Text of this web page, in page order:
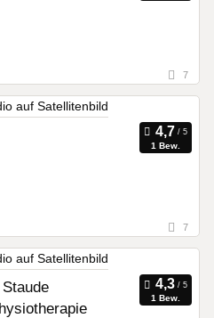
7
1 Bew.
7
1 Bew.